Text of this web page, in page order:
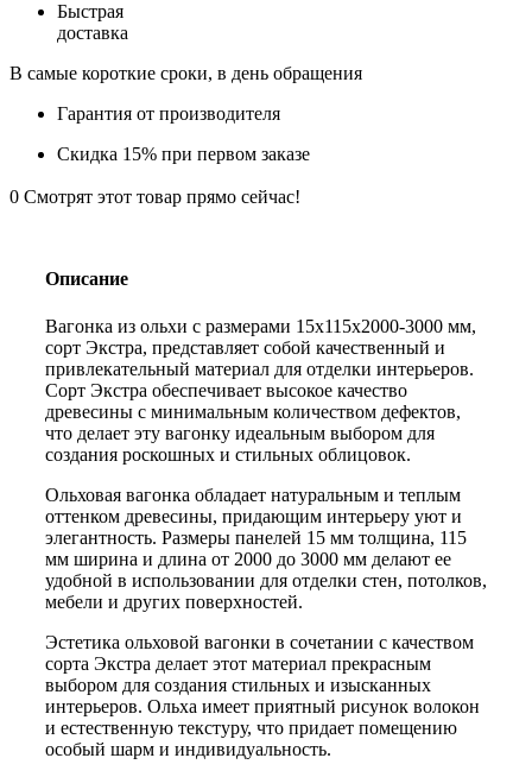
Быстрая
доставка
В самые короткие сроки, в день обращения
Гарантия от производителя
Скидка 15% при первом заказе
0 Смотрят этот товар прямо сейчас!
Описание
Вагонка из ольхи с размерами 15х115х2000-3000 мм,
сорт Экстра, представляет собой качественный и
привлекательный материал для отделки интерьеров.
Сорт Экстра обеспечивает высокое качество
древесины с минимальным количеством дефектов,
что делает эту вагонку идеальным выбором для
создания роскошных и стильных облицовок.
Ольховая вагонка обладает натуральным и теплым
оттенком древесины, придающим интерьеру уют и
элегантность. Размеры панелей 15 мм толщина, 115
мм ширина и длина от 2000 до 3000 мм делают ее
удобной в использовании для отделки стен, потолков,
мебели и других поверхностей.
Эстетика ольховой вагонки в сочетании с качеством
сорта Экстра делает этот материал прекрасным
выбором для создания стильных и изысканных
интерьеров. Ольха имеет приятный рисунок волокон
и естественную текстуру, что придает помещению
особый шарм и индивидуальность.